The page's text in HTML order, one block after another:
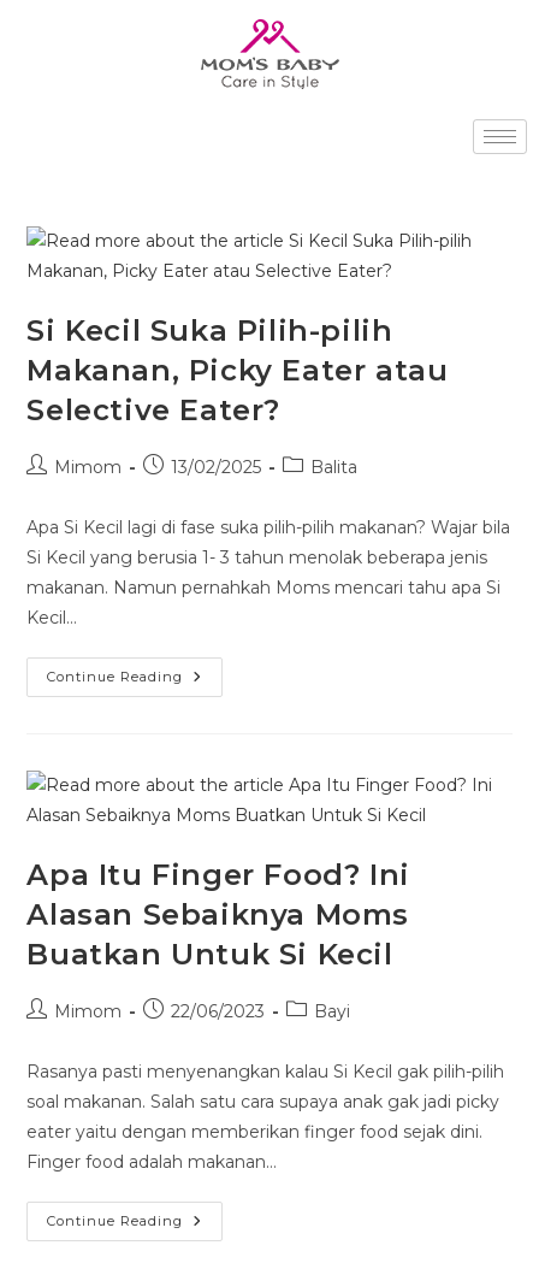
Si Kecil Suka Pilih-pilih
Makanan, Picky Eater atau
Selective Eater?
Mimom 13/02/2025 Balita
Apa Si Kecil lagi di fase suka pilih-pilih makanan? Wajar bila
Si Kecil yang berusia 1- 3 tahun menolak beberapa jenis
makanan. Namun pernahkah Moms mencari tahu apa Si
Kecil…
Continue Reading
Apa Itu Finger Food? Ini
Alasan Sebaiknya Moms
Buatkan Untuk Si Kecil
Mimom 22/06/2023 Bayi
Rasanya pasti menyenangkan kalau Si Kecil gak pilih-pilih
soal makanan. Salah satu cara supaya anak gak jadi picky
eater yaitu dengan memberikan finger food sejak dini.
Finger food adalah makanan…
Continue Reading